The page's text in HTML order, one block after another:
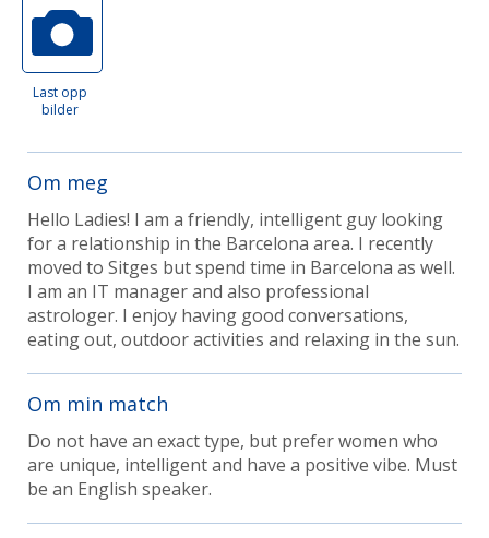
Last opp
bilder
Om meg
Hello Ladies! I am a friendly, intelligent guy looking
for a relationship in the Barcelona area. I recently
moved to Sitges but spend time in Barcelona as well.
I am an IT manager and also professional
astrologer. I enjoy having good conversations,
eating out, outdoor activities and relaxing in the sun.
Om min match
Do not have an exact type, but prefer women who
are unique, intelligent and have a positive vibe. Must
be an English speaker.